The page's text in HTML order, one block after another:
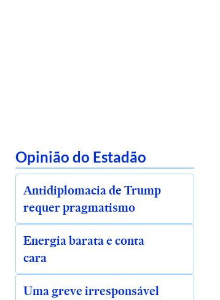
Opinião do Estadão
Antidiplomacia de Trump
requer pragmatismo
Energia barata e conta
cara
Uma greve irresponsável